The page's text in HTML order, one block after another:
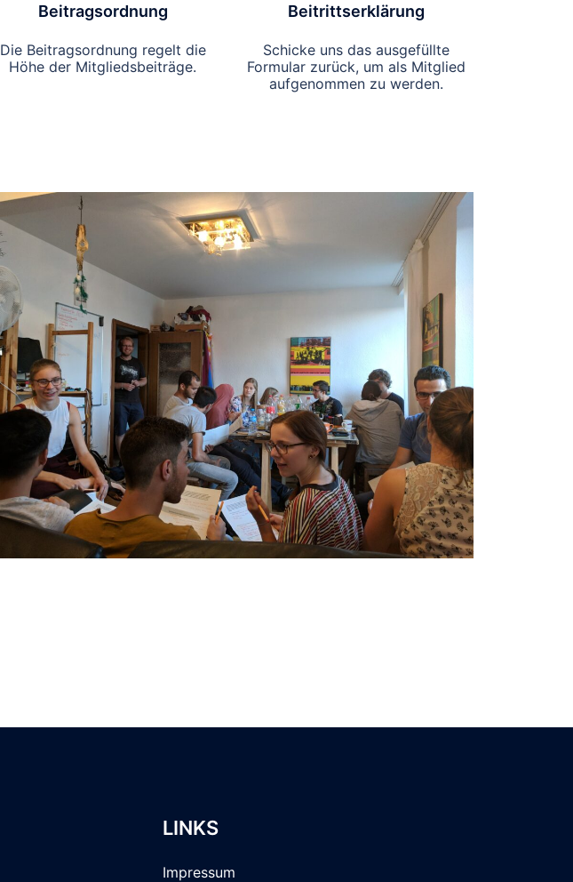
Beitragsordnung
Die Beitragsordnung regelt die
Höhe der Mitgliedsbeiträge.
Beitrittserklärung
Schicke uns das ausgefüllte
Formular zurück, um als Mitglied
aufgenommen zu werden.
LINKS
Impressum